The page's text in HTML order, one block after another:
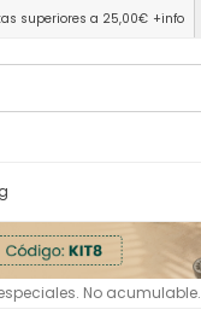
superiores a 25,00€ +info
No acumulable.